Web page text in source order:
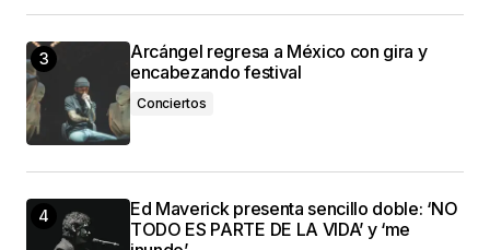
Arcángel regresa a México con gira y
encabezando festival
Conciertos
Ed Maverick presenta sencillo doble: ‘NO
TODO ES PARTE DE LA VIDA’ y ‘me